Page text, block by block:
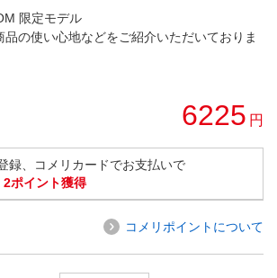
限定モデル
の使い心地などをご紹介いただいておりま
6225 円
録、コメリカードでお支払いで
2ポイント獲得
コメリポイントについて